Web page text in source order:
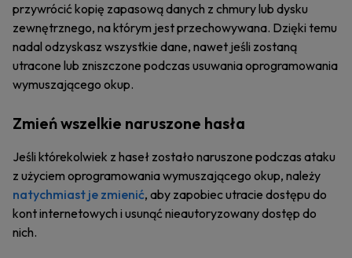
przywrócić kopię zapasową danych z chmury lub dysku
zewnętrznego, na którym jest przechowywana. Dzięki temu
nadal odzyskasz wszystkie dane, nawet jeśli zostaną
utracone lub zniszczone podczas usuwania oprogramowania
wymuszającego okup.
Zmień wszelkie naruszone hasła
Jeśli którekolwiek z haseł zostało naruszone podczas ataku
z użyciem oprogramowania wymuszającego okup, należy
natychmiast je zmienić, aby zapobiec utracie dostępu do
kont internetowych i usunąć nieautoryzowany dostęp do
nich.